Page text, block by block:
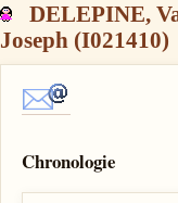
DELEPINE,
Joseph (I021410)
Chronologie